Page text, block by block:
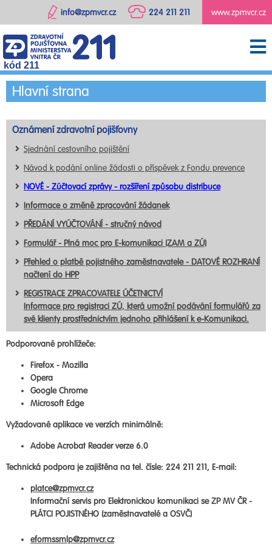
www.zpmvcr.cz
224 211 211
info@zpmvcr.cz
kód 211
Hlavní strana
Oznámení zdravotní pojišťovny
Sjednání cestovního pojištění
Návod k podání online žádosti o příspěvek z Fondu prevence
NOVÉ - Zúčtovací zprávy - rozšíření způsobu distribuce
Informace o změně zpracování žádanek
PŘEDÁNÍ VYÚČTOVÁNÍ - stručný návod
Formulář - Plná moc pro E-komunikaci (ZAM a ZÚ)
Přehled o platbě pojistného zaměstnavatele - DATOVÉ ROZHRANÍ
načtení do HPP
REGISTRACE ZPRACOVATELE ÚČETNICTVÍ
Informace pro registraci ZÚ, která umožní podávání formulářů za
své klienty prostřednictvím jednoho přihlášení k e-Komunikaci.
Podporované prohlížeče:
Firefox - Mozilla
Opera
Google Chrome
Microsoft Edge
Vyžadované aplikace ve verzích minimálně:
Adobe Acrobat Reader verze 6.0
Technická podpora je zajištěna na tel. čísle: 224 211 211, E-mail:
platce@zpmvcr.cz
Informační servis pro Elektronickou komunikaci se ZP MV ČR -
PLÁTCI POJISTNÉHO (zaměstnavatelé a OSVČ)
eformssmlp@zpmvcr.cz